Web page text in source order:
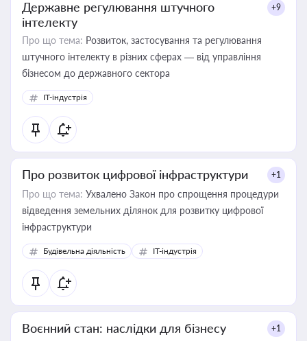
Державне регулювання штучного
інтелекту
+9
Про що тема: Розвиток, застосування та регулювання
штучного інтелекту в різних сферах — від управління
бізнесом до державного сектора
IT-індустрія
Про розвиток цифрової інфраструктури +1
Про що тема: Ухвалено Закон про спрощення процедури
відведення земельних ділянок для розвитку цифрової
інфраструктури
Будівельна діяльність IT-індустрія
Воєнний стан: наслідки для бізнесу +1